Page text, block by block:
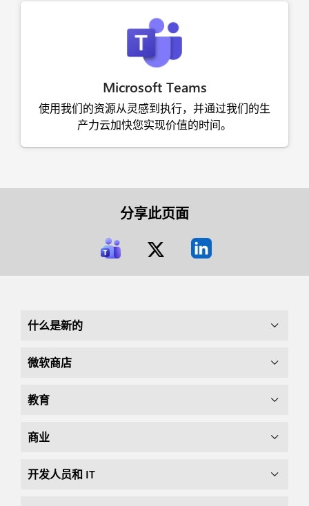
Microsoft Teams
使用我们的资源从灵感到执行，并通过我们的生
产力云加快您实现价值的时间。
分享此页面
什么是新的
微软商店
教育
商业
开发人员和 IT